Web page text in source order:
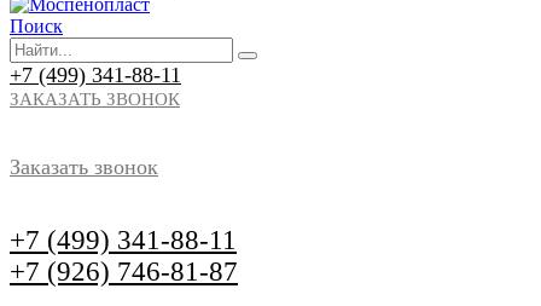
Поиск
+7 (499) 341-88-11
ЗАКАЗАТЬ ЗВОНОК
Заказать звонок
+7 (499) 341-88-11
+7 (926) 746-81-87